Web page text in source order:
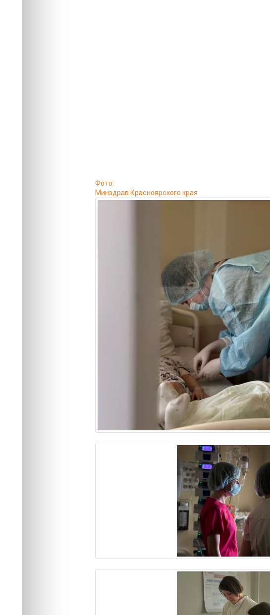
Фото:
Минздрав Красноярского края